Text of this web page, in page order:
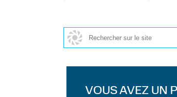
VOUS AVEZ UN